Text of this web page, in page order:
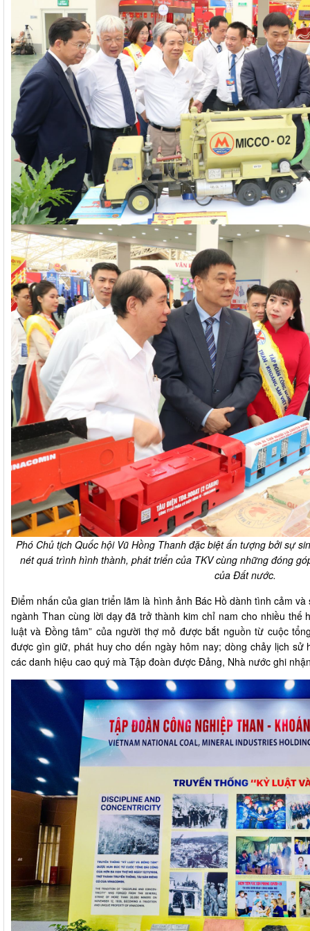
Phó Chủ tịch Quốc hội Vũ Hồng Thanh đặc biệt ấn tượng bởi sự
nét quá trình hình thành, phát triển của TKV cùng những đóng
của Đất nước.
Điểm nhấn của gian triển lãm là hình ảnh Bác Hồ dành tình cảm
ngành Than cùng lời dạy đã trở thành kim chỉ nam cho nhiều thế
luật và Đồng tâm” của người thợ mỏ được bắt nguồn từ cuộc
được gìn giữ, phát huy cho dến ngày hôm nay; dòng chảy lịch sử
các danh hiệu cao quý mà Tập đoàn được Đảng, Nhà nước ghi